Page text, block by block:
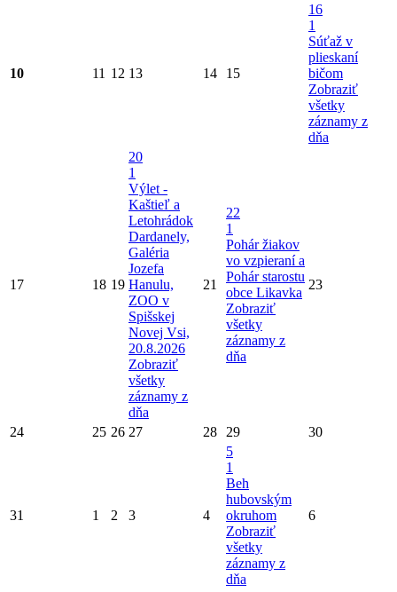
10 11 12 13 14 15
16
1
Súťaž v
plieskaní
bičom
Zobraziť
všetky
záznamy z
dňa
17 18 19
20
1
Výlet -
Kaštieľ a
Letohrádok
Dardanely,
Galéria
Jozefa
Hanulu,
ZOO v
Spišskej
Novej Vsi,
20.8.2026
Zobraziť
všetky
záznamy z
dňa
21
22
1
Pohár žiakov
vo vzpieraní a
Pohár starostu
obce Likavka
Zobraziť
všetky
záznamy z
dňa
23
24 25 26 27 28 29 30
31 1 2 3 4
5
1
Beh
hubovským
okruhom
Zobraziť
všetky
záznamy z
dňa
6